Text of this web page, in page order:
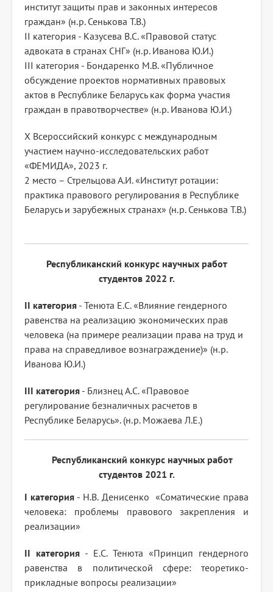
институт защиты прав и законных интересов
граждан» (н.р. Сенькова Т.В.)
II категория - Казусева В.С. «Правовой статус
адвоката в странах СНГ» (н.р. Иванова Ю.И.)
III категория - Бондаренко М.В. «Публичное
обсуждение проектов нормативных правовых
актов в Республике Беларусь как форма участия
граждан в правотворчестве» (н.р. Иванова Ю.И.)
X Всероссийский конкурс с международным
участием научно-исследовательских работ
«ФЕМИДА», 2023 г.
2 место – Стрельцова А.И. «Институт ротации:
практика правового регулирования в Республике
Беларусь и зарубежных странах» (н.р. Сенькова Т.В.)
Республиканский конкурс научных работ
студентов 2022 г.
II категория - Тенюта Е.С. «Влияние гендерного
равенства на реализацию экономических прав
человека (на примере реализации права на труд и
права на справедливое вознаграждение)» (н.р.
Иванова Ю.И.)
III категория - Близнец А.С. «Правовое
регулирование безналичных расчетов в
Республике Беларусь». (н.р. Можаева Л.Е.)
Республиканский конкурс научных работ
студентов 2021 г.
I категория - Н.В. Денисенко «Соматические права
человека: проблемы правового закрепления и
реализации»
II категория - Е.С. Тенюта «Принцип гендерного
равенства в политической сфере: теоретико-
прикладные вопросы реализации»